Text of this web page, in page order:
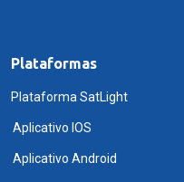
Plataformas
Plataforma SatLight
Aplicativo IOS
Aplicativo Android